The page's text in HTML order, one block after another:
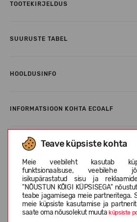
Teave küpsiste kohta
Meie veebileht kasutab
funktsionaalsuse, veebilehe
isikupärastatud sisu ja
"NÕUSTUN KÕIGI KÜPSISEGA"
teabe jagamisega meie partneritega.
meie küpsiste kasutamise ja
saate oma nõusolekut muutaküpsiste
TOOTEKIRJELDUS
SUURUSTE TABEL
HOOLDUSINFO
INFORMATSIOON KOHTA ECOALF
KLIENTIDE ARVUSTUSED (0)
Sarnased